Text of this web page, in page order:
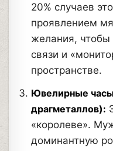
20% случаев
проявлением
желания,
связи и
пространстве.
Ювелирные
драгметаллов):
«королеве».
доминантную